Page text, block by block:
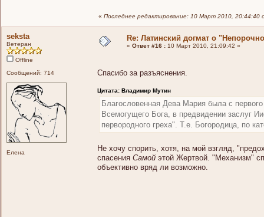
« Последнее редактирование: 10 Март 2010,
seksta
Ветеран
Offline
Сообщений: 714
Елена
Re: Латинский догмат о
« Ответ #16 : 10 Март 2010, 21:09:42 »
Спасибо за разъяснения.
Цитата: Владимир Мутин
Благословенная Дева Мария была с
Всемогущего Бога, в предвидении заслуг
первородного греха". Т.е. Богородица, по
Не хочу спорить, хотя, на мой взгляд,
спасения Самой этой Жертвой. "Механизм"
объективно вряд ли возможно.